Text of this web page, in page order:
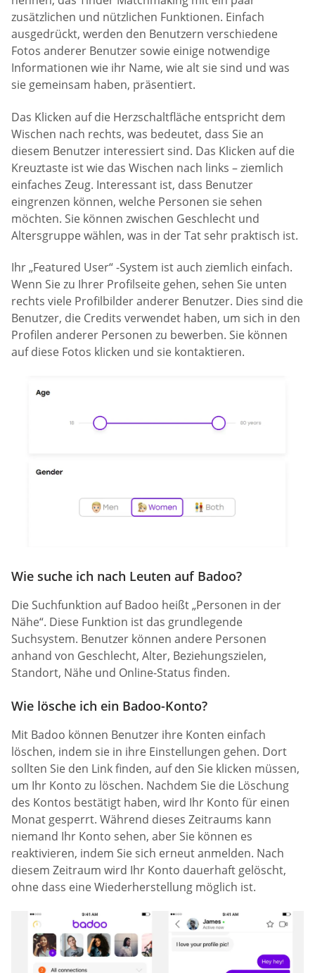
zusätzlichen und nützlichen Funktionen. Einfach
ausgedrückt, werden den Benutzern verschiedene
Fotos anderer Benutzer sowie einige notwendige
Informationen wie ihr Name, wie alt sie sind und was
sie gemeinsam haben, präsentiert.
Das Klicken auf die Herzschaltfläche entspricht dem
Wischen nach rechts, was bedeutet, dass Sie an
diesem Benutzer interessiert sind. Das Klicken auf die
Kreuztaste ist wie das Wischen nach links – ziemlich
einfaches Zeug. Interessant ist, dass Benutzer
eingrenzen können, welche Personen sie sehen
möchten. Sie können zwischen Geschlecht und
Altersgruppe wählen, was in der Tat sehr praktisch ist.
Ihr „Featured User“ -System ist auch ziemlich einfach.
Wenn Sie zu Ihrer Profilseite gehen, sehen Sie unten
rechts viele Profilbilder anderer Benutzer. Dies sind die
Benutzer, die Credits verwendet haben, um sich in den
Profilen anderer Personen zu bewerben. Sie können
auf diese Fotos klicken und sie kontaktieren.
Wie suche ich nach Leuten auf Badoo?
Die Suchfunktion auf Badoo heißt „Personen in der
Nähe“. Diese Funktion ist das grundlegende
Suchsystem. Benutzer können andere Personen
anhand von Geschlecht, Alter, Beziehungszielen,
Standort, Nähe und Online-Status finden.
Wie lösche ich ein Badoo-Konto?
Mit Badoo können Benutzer ihre Konten einfach
löschen, indem sie in ihre Einstellungen gehen. Dort
sollten Sie den Link finden, auf den Sie klicken müssen,
um Ihr Konto zu löschen. Nachdem Sie die Löschung
des Kontos bestätigt haben, wird Ihr Konto für einen
Monat gesperrt. Während dieses Zeitraums kann
niemand Ihr Konto sehen, aber Sie können es
reaktivieren, indem Sie sich erneut anmelden. Nach
diesem Zeitraum wird Ihr Konto dauerhaft gelöscht,
ohne dass eine Wiederherstellung möglich ist.